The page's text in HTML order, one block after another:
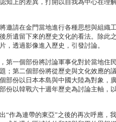
知上的差異，打開以自我為中心在理
邀請在金門當地進行各種思想與組織
所遺留下來的歷史文化的看法。除此
，透過影像進入歷史，引發討論。
第一個部份將討論軍事化對於當地住
；第二個部份將從歷史與文化效應的
部份以日本本島與中國大陸為對象，
份以韓戰六十週年歷史為討論主軸，
“作為連帶的東亞”之後的再次呼應，